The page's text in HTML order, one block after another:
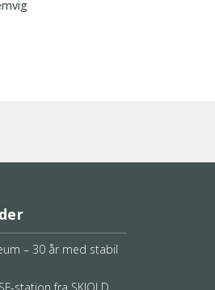
– 30 år med stabil